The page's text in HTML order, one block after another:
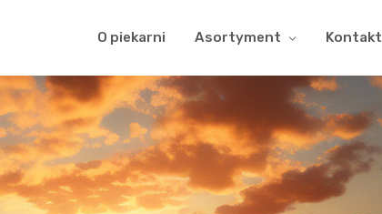
O piekarni Asortyment Kontakt